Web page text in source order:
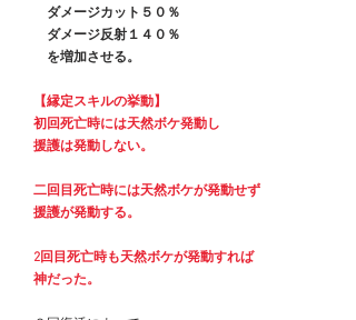
ダメージカット５０％
ダメージ反射１４０％
を増加させる。
【縁定スキルの挙動】
初回死亡時には天然ボケ発動し
援護は発動しない。
二回目死亡時には天然ボケが発動せず
援護が発動する。
2回目死亡時も天然ボケが発動すれば
神だった。